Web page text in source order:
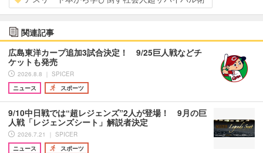
関連記事
広島東洋カープ追加3試合決定！ 9/25巨人戦などチ
ケットも発売
2026.8.8 ｜ SPICER
ニュース
スポーツ
9/10中日戦では“超レジェンズ”2人が登場！ 9月の巨
人戦「レジェンズシート」解説者決定
2026.7.21 ｜ SPICER
ニュース
スポーツ